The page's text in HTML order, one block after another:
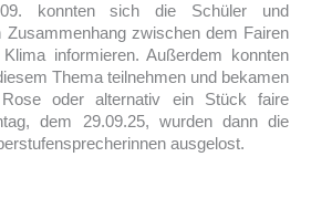
konnten sich die Schüler und
Zusammenhang zwischen dem Fairen
informieren. Außerdem konnten
Thema teilnehmen und bekamen
oder alternativ ein Stück faire
dem 29.09.25, wurden dann die
ausgelost.